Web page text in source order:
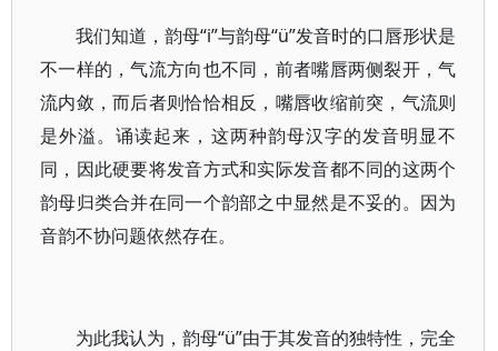
我们知道，韵母“i”与韵母“ü”发音时的口唇形状是
不一样的，气流方向也不同，前者嘴唇两侧裂开，气
流内敛，而后者则恰恰相反，嘴唇收缩前突，气流则
是外溢。诵读起来，这两种韵母汉字的发音明显不
同，因此硬要将发音方式和实际发音都不同的这两个
韵母归类合并在同一个韵部之中显然是不妥的。因为
音韵不协问题依然存在。
为此我认为，韵母“ü”由于其发音的独特性，完全